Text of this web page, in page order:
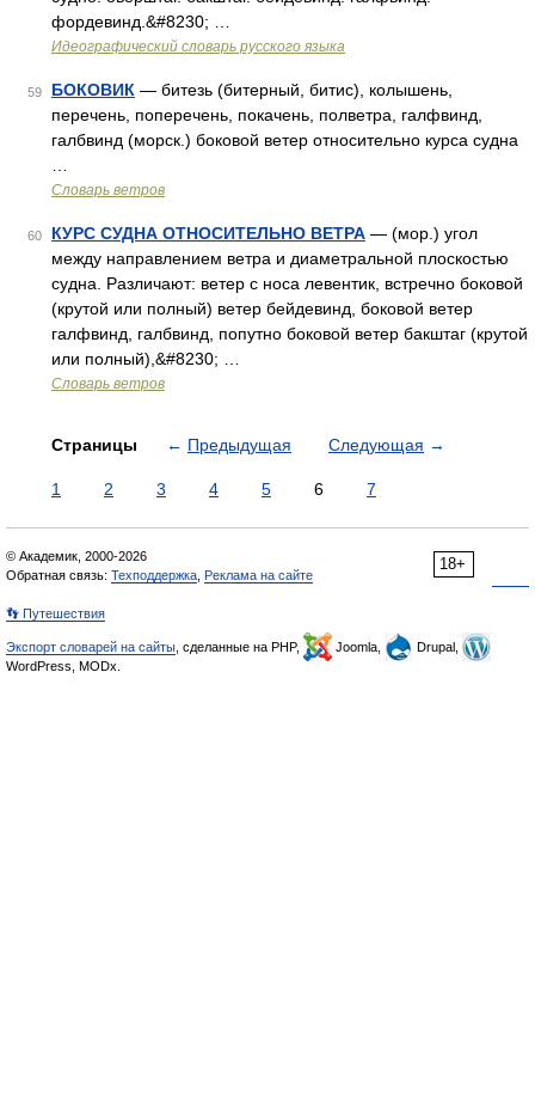
фордевинд.&#8230; …
Идеографический словарь русского языка
59 БОКОВИК — битезь (битерный, битис), колышень,
перечень, поперечень, покачень, полветра, галфвинд,
галбвинд (морск.) боковой ветер относительно курса судна
Словарь ветров
60 КУРС СУДНА ОТНОСИТЕЛЬНО ВЕТРА — (мор.) угол
между направлением ветра и диаметральной плоскостью
судна. Различают: ветер с носа левентик, встречно боковой
(крутой или полный) ветер бейдевинд, боковой ветер
галфвинд, галбвинд, попутно боковой ветер бакштаг (крутой
или полный),&#8230; …
Словарь ветров
Страницы ← Предыдущая Следующая →
1 2 3 4 5 6 7
18+
© Академик, 2000-2026
Обратная связь: Техподдержка Реклама на сайте
👣 Путешествия
Экспорт словарей на сайты , сделанные на PHP, Joomla,
Drupal,
WordPress, MODx.